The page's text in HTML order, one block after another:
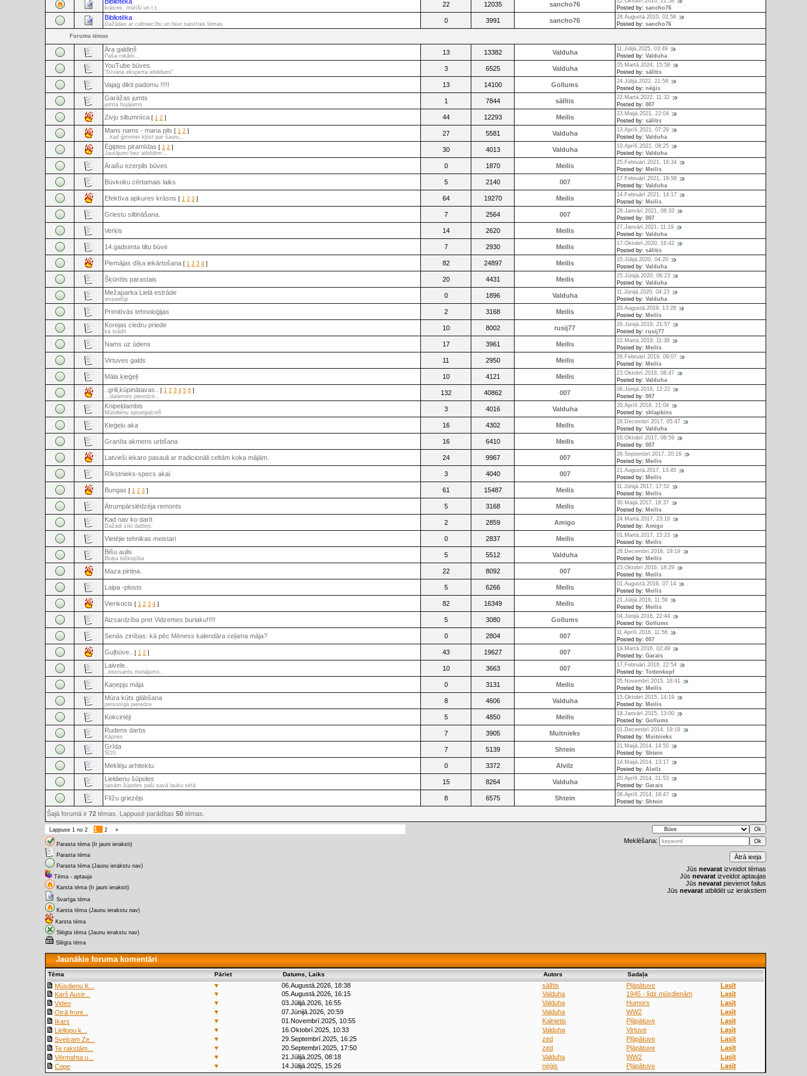
krāsnis, mūrīši un t.t. 22 12035 sancho76
Posted by: sancho76
Bibliotēka
Dažādas ar celtniecību un būvi saistītas tēmas 0 3991 sancho76
28.Augustā.2010, 02:58
Posted by: sancho76
Foruma tēmas
Āra galdiņš
Paša rokām... 13 13382 Valduha
11.Jūlijā.2025, 03:49
Posted by: Valduha
YouTube būves
"Dīvāna eksperta iebildumi" 3 6525 Valduha
05.Martā.2024, 15:58
Posted by: sālītis
Vajag dikti padomu !!!!! 13 14100 Gollums
24.Jūlijā.2022, 21:58
Posted by: nēģis
Garāžas jumts
jumta bojājums 1 7844 sālītis
22.Martā.2022, 11:32
Posted by: 007
Zivju siltumnīca [ 1 2 ] 44 12293 Meilis
23.Maijā.2021, 22:04
Posted by: sālītis
Mans nams - mana pils [ 1 2 ]
...kad ģimenei kļūst par šauru...
27 5581 Valduha
13.Aprīlī.2021, 07:29
Posted by: Valduha
Ēģiptes piramīdas [ 1 2 ]
Jautājumi bez atbildēm...
30 4013 Valduha
10.Aprīlī.2021, 08:25
Posted by: Valduha
Āraišu ezerpils būves 0 1870 Meilis
25.Februārī.2021, 16:34
Posted by: Meilis
Būvkoku cērtamais laiks 5 2140 007
17.Februārī.2021, 19:58
Posted by: Valduha
Efektīva apkures krāsns [ 1 2 3 ] 64 19270 Meilis
14.Februārī.2021, 14:17
Posted by: Meilis
Griestu siltināšana. 7 2564 007
28.Janvārī.2021, 08:33
Posted by: 007
Verķis 14 2620 Meilis
27.Janvārī.2021, 11:19
Posted by: Valduha
14.gadsimta tiltu būve 7 2930 Meilis
17.Oktobrī.2020, 16:42
Posted by: sālītis
Piemājas dīķa iekārtošana [ 1 2 3 4 ] 82 24897 Meilis
15.Jūlijā.2020, 04:20
Posted by: Valduha
Šķūnītis parastais 20 4431 Meilis
25.Jūnijā.2020, 06:23
Posted by: Valduha
Mežaparka Lielā estrāde
iespaidīgi 0 1896 Valduha
11.Jūnijā.2020, 04:23
Posted by: Valduha
Primitīvās tehnoloģijas 2 3168 Meilis
20.Augustā.2019, 13:28
Posted by: Meilis
Korejas ciedru priede
kā stādīt 10 8002 rusij77
26.Jūnijā.2019, 21:57
Posted by: rusij77
Nams uz ūdens 17 3961 Meilis
22.Martā.2019, 11:38
Posted by: Meilis
Virtuves galds 11 2950 Meilis
26.Februārī.2019, 09:07
Posted by: Meilis
Māla ķieģeļi 10 4121 Meilis
23.Oktobrī.2018, 08:47
Posted by: Valduha
..grili,kūpinātavas.. [ 1 2 3 4 5 6 ]
...dalamies pieredzē..
132 40862 007
06.Jūnijā.2018, 12:22
Posted by: 007
Knipeļdambis
Mūsdienu sprunguļceļš 3 4016 Valduha
20.Aprīlī.2018, 21:04
Posted by: shlapkins
Ķieģeļu aka 16 4302 Meilis
28.Decembrī.2017, 05:47
Posted by: Valduha
Granīta akmens urbšana 16 6410 Meilis
16.Oktobrī.2017, 08:59
Posted by: 007
Latvieši iekaro pasauli ar tradicionāli celtām koka mājām. 24 9967 007
26.Septembrī.2017, 20:16
Posted by: Meilis
Rīkstnieks-specs akai. 3 4040 007
21.Augustā.2017, 13:45
Posted by: Meilis
Bungas [ 1 2 3 ] 61 15487 Meilis
11.Jūnijā.2017, 17:52
Posted by: Meilis
Ātrumpārslēdzēja remonts 5 3168 Meilis
30.Maijā.2017, 18:37
Posted by: Meilis
Kad nav ko darīt
Dažādi sīki datbiņi. 2 2859 Amigo
24.Martā.2017, 23:16
Posted by: Amigo
Vietējie tehnikas meistari 0 2837 Meilis
01.Martā.2017, 15:23
Posted by: Meilis
Bišu aulis
Bluķa biškopība 5 5512 Valduha
28.Decembrī.2016, 19:19
Posted by: Meilis
Maza pirtiņa. 22 8092 007
23.Oktobrī.2016, 18:29
Posted by: Meilis
Laipa -plosts 5 6266 Meilis
01.Augustā.2016, 07:14
Posted by: Meilis
Vienkocis [ 1 2 3 4 ] 82 16349 Meilis
21.Jūlijā.2016, 11:59
Posted by: Meilis
Aizsardzība pret Vidzemes burlaku!!!!! 5 3080 Gollums
04.Jūnijā.2016, 22:44
Posted by: Gollums
Senās zinības: kā pēc Mēness kalendāra ceļama māja? 0 2804 007
11.Aprīlī.2016, 11:56
Posted by: 007
Guļbūve.. [ 1 2 ] 43 19627 007
19.Martā.2016, 02:49
Posted by: Garais
Laivele..
..intersants risinājums.. 10 3663 007
17.Februārī.2016, 22:54
Posted by: Tottenkopf
Kaņepju māja 0 3131 Meilis
05.Novembrī.2015, 18:41
Posted by: Meilis
Mūra kūts glābšana
personīgā pieredze 8 4606 Valduha
15.Oktobrī.2015, 14:19
Posted by: Meilis
Kokcirtēji 5 4850 Meilis
18.Janvārī.2015, 13:00
Posted by: Gollums
Rudens darbs
Kāpnes 7 3905 Muitnieks
01.Decembrī.2014, 19:19
Posted by: Muitnieks
Grīda
SOS 7 5139 Shtein
21.Maijā.2014, 14:50
Posted by: Shtein
Meklēju arhitektu. 0 3372 Alvilz
14.Maijā.2014, 13:17
Posted by: Alvilz
Lieldienu šūpoles
taisām šūpoles paši savā lauku sētā 15 8264 Valduha
20.Aprīlī.2014, 21:53
Posted by: Garais
Flīžu griezējs 8 6575 Shtein
08.Aprīlī.2014, 19:47
Posted by: Shtein
Šajā forumā ir 72 tēmas. Lappusē parādītas 50 tēmas.
Lappuse 1 no 2 1 2 »
Parasta tēma (Ir jauni ieraksti)
Parasta tēma
Parasta tēma (Jaunu ierakstu nav)
Tēma - aptauja
Karsta tēma (Ir jauni ieraksti)
Svarīga tēma
Karsta tēma (Jaunu ierakstu nav)
Karsta tēma
Slēgta tēma (Jaunu ierakstu nav)
Slēgta tēma
Meklēšana:
Jūs nevarat izveidot tēmas
Jūs nevarat izveidot aptaujas
Jūs nevarat pievienot failus
Jūs nevarat atbildēt uz ierakstiem
Jaunākie foruma komentāri
Tēma Pāriet Datums, Laiks Аutors Sadaļa
Mūsdienu K... ▼ 06.Augustā.2026, 18:38 sālītis Pļāpātuve
Lasīt
Karš Austr...
▼ 05.Augustā.2026, 16:15 Valduha 1945 - līdz mūsdienām
Lasīt
Video
▼ 03.Jūlijā.2026, 16:55 Valduha Humors
Lasīt
Otrā front...
▼ 07.Jūnijā.2026, 20:59 Valduha WW2
Lasīt
Ikars
▼ 01.Novembrī.2025, 10:55 Kalnietis Pļāpātuve
Lasīt
Liellopu k...
▼ 16.Oktobrī.2025, 10:33 Valduha Virtuve
Lasīt
Sveicam Ze...
▼ 29.Septembrī.2025, 16:25 zed Pļāpātuve
Lasīt
Te rakstām...
▼ 20.Septembrī.2025, 17:50 zed Pļāpātuve
Lasīt
Vērmahta u...
▼ 21.Jūlijā.2025, 08:18 Valduha WW2
Lasīt
Cope
▼ 14.Jūlijā.2025, 15:26 nēģis Pļāpātuve Lasīt